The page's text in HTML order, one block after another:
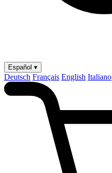
Español ▾
Deutsch Français English Italiano